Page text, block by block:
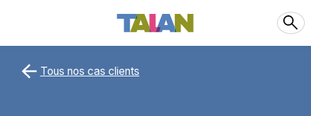
Tous nos cas clients